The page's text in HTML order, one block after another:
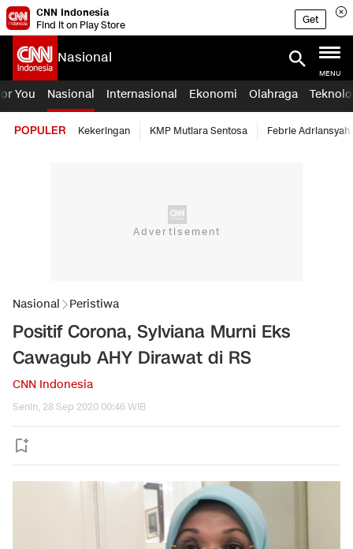
CNN Indonesia
Find it on Play Store
Get
Nasional
MENU
You Nasional Internasional Ekonomi Olahraga
POPULER Kekeringan KMP Mutiara Sentosa Febrie Adriansyah
Nasional Peristiwa
Positif Corona, Sylviana Murni Eks
Cawagub AHY Dirawat di RS
CNN Indonesia
Senin, 28 Sep 2020 00:46 WIB